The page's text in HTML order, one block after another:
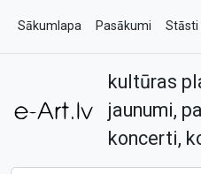
Sākumlapa Pasākumi Stāsti
Kontakti
kultūras
jaunumi,
koncerti,